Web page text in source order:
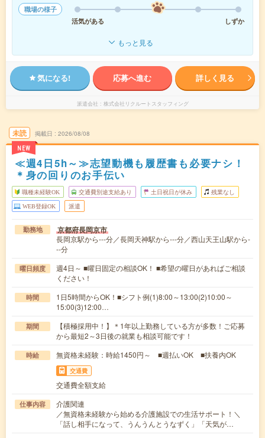
職場の様子
活気がある
しずか
もっと見る
気になる! 応募へ進む 詳しく見る
派遣会社 株式会社リクルートスタッフィング
未読
NEW
掲載日 2026/08/08
≪週4日5h～≫志望動機も履歴書も必要ナシ！
＊身の回りのお手伝い
職種未経験OK 交通費別途支給あり 土日祝日が休み 残業なし
WEB登録OK 派遣
勤務地 京都府長岡京市
長岡京駅から---分／長岡天神駅から---分／西山天王山駅から-
--分
曜日頻度
週4日～ ■曜日固定の相談OK！ ■希望の曜日があればご相談
ください！
時間
1日5時間からOK！■シフト例(1)8:00～13:00(2)10:00～
15:00(3)12:00…
期間
【積極採用中！】＊1年以上勤務している方が多数！ご応募
から最短2～3日後の就業も相談可能です！
時給 無資格未経験：時給1450円～ ■週払いOK ■扶養内OK
交通費
交通費全額支給
仕事内容
介護関連
／無資格未経験から始める介護施設での生活サポート！＼
「話し相手になって、うんうんとうなずく」「天気が…